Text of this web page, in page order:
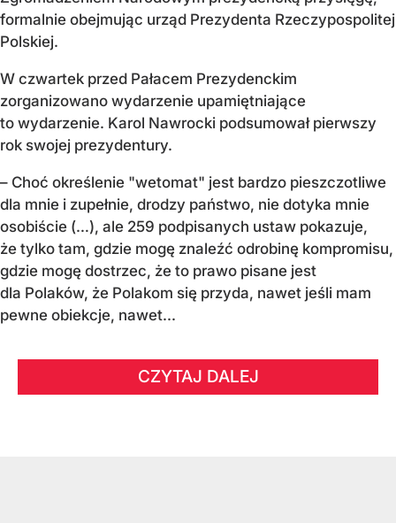
formalnie obejmując urząd Prezydenta Rzeczypospolitej
Polskiej.
W czwartek przed Pałacem Prezydenckim
zorganizowano wydarzenie upamiętniające
to wydarzenie. Karol Nawrocki podsumował pierwszy
rok swojej prezydentury.
– Choć określenie "wetomat" jest bardzo pieszczotliwe
dla mnie i zupełnie, drodzy państwo, nie dotyka mnie
osobiście (…), ale 259 podpisanych ustaw pokazuje,
że tylko tam, gdzie mogę znaleźć odrobinę kompromisu,
gdzie mogę dostrzec, że to prawo pisane jest
dla Polaków, że Polakom się przyda, nawet jeśli mam
pewne obiekcje, nawet...
CZYTAJ DALEJ